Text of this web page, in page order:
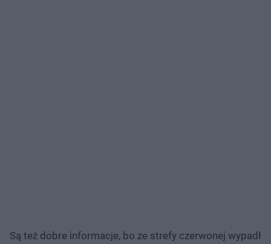
Są też dobre informacje, bo ze strefy czerwonej wypadł